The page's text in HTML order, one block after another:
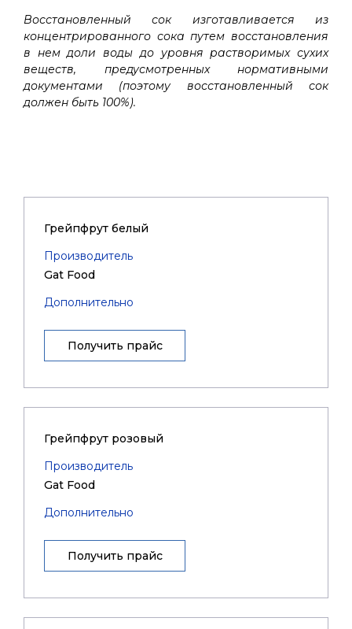
Восстановленный сок изготавливается из
концентрированного сока путем восстановления
в нем доли воды до уровня растворимых сухих
веществ, предусмотренных нормативными
документами (поэтому восстановленный сок
должен быть 100%).
Грейпфрут белый
Производитель
Gat Food
Дополнительно
Получить прайс
Грейпфрут розовый
Производитель
Gat Food
Дополнительно
Получить прайс